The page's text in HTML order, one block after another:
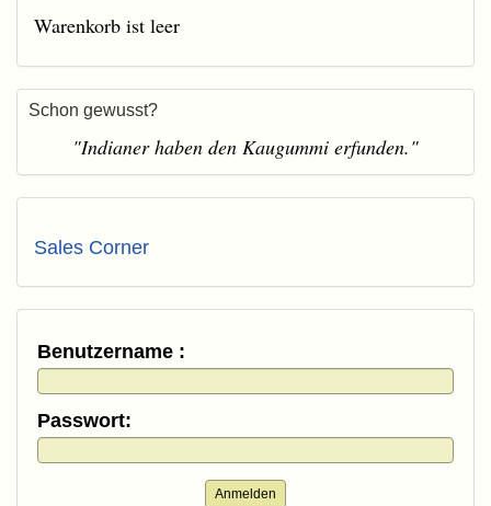
Warenkorb ist leer
Schon gewusst?
"Indianer haben den Kaugummi erfunden."
Sales Corner
Benutzername :
Passwort:
Anmelden